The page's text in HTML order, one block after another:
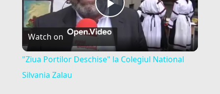
P
l
Watch on
"Ziua Portilor Deschise" la Colegiul National
Silvania Zalau